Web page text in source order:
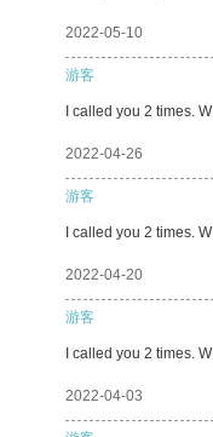
2022-05-10
游客
I called you 2 times. W
2022-04-26
游客
I called you 2 times. W
2022-04-20
游客
I called you 2 times. W
2022-04-03